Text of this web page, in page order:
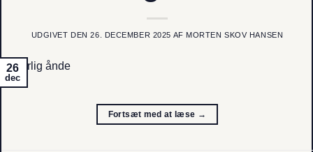
UDGIVET DEN26. DECEMBER 2025 AF MORTEN SKOV HANSEN
26
dec
Fortsæt med at læse →